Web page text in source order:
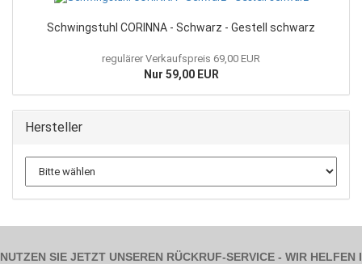
Schwingstuhl CORINNA - Schwarz - Gestell schwarz
regulärer Verkaufspreis 69,00 EUR
Nur 59,00 EUR
Hersteller
NUTZEN SIE JETZT UNSEREN RÜCKRUF-SERVICE - WIR